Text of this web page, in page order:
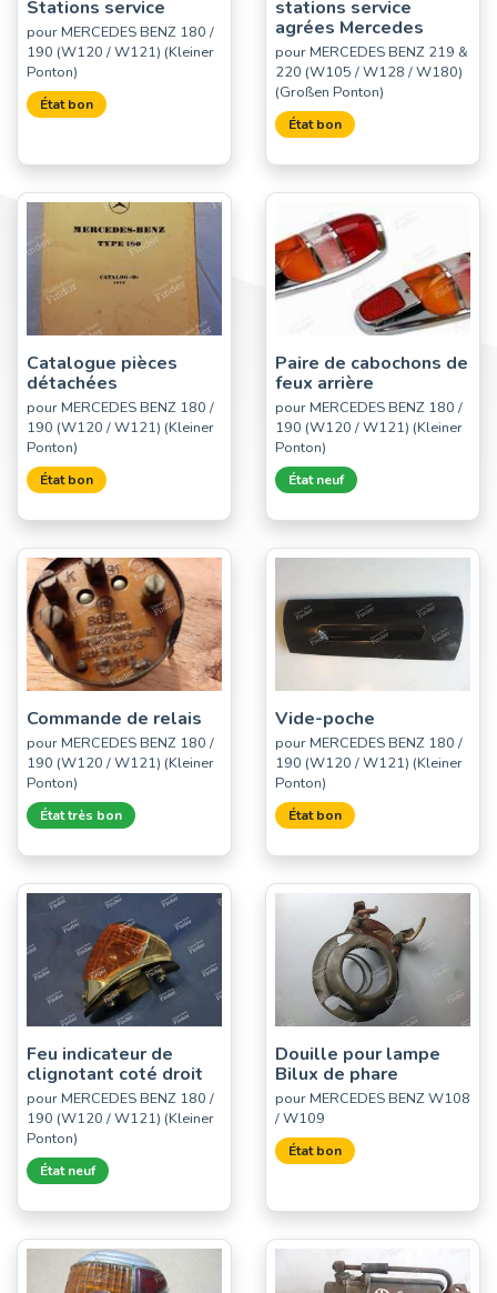
Stations service
pour MERCEDES BENZ 180 /
190 (W120 / W121) (Kleiner
Ponton)
État bon
stations service
agrées Mercedes
pour MERCEDES BENZ 219 &
220 (W105 / W128 / W180)
(Großen Ponton)
État bon
Catalogue pièces
détachées
pour MERCEDES BENZ 180 /
190 (W120 / W121) (Kleiner
Ponton)
État bon
Paire de cabochons de
feux arrière
pour MERCEDES BENZ 180 /
190 (W120 / W121) (Kleiner
Ponton)
État neuf
Commande de relais
pour MERCEDES BENZ 180 /
190 (W120 / W121) (Kleiner
Ponton)
État très bon
Vide-poche
pour MERCEDES BENZ 180 /
190 (W120 / W121) (Kleiner
Ponton)
État bon
Feu indicateur de
clignotant coté droit
pour MERCEDES BENZ 180 /
190 (W120 / W121) (Kleiner
Ponton)
État neuf
Douille pour lampe
Bilux de phare
pour MERCEDES BENZ W108
/ W109
État bon